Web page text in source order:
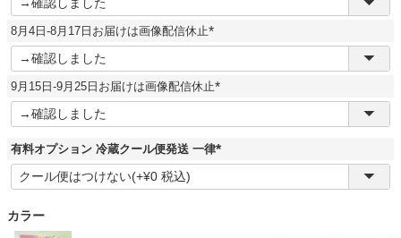
須
8月4日-8月17日お届けは画像配信休止
(
須
)
9月15日-9月25日お届けは画像配信休止
(
須
)
有料オプション 冷蔵クール便発送 一律
(
須
カラー